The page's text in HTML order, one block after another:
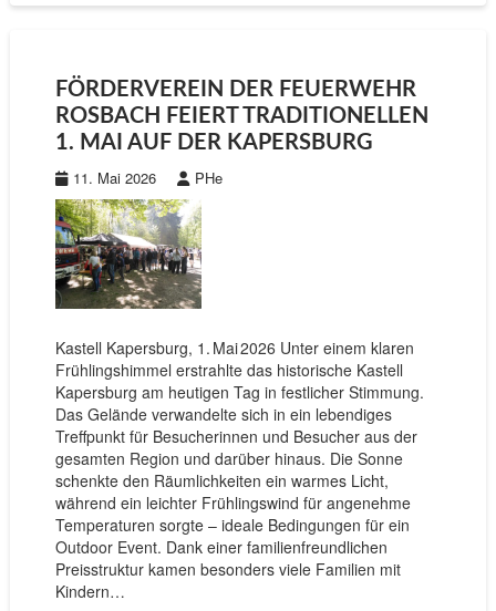
FÖRDERVEREIN DER FEUERWEHR
ROSBACH FEIERT TRADITIONELLEN
1. MAI AUF DER KAPERSBURG
11. Mai 2026 PHe
Kastell Kapersburg, 1. Mai 2026 Unter einem klaren
Frühlingshimmel erstrahlte das historische Kastell
Kapersburg am heutigen Tag in festlicher Stimmung.
Das Gelände verwandelte sich in ein lebendiges
Treffpunkt für Besucherinnen und Besucher aus der
gesamten Region und darüber hinaus. Die Sonne
schenkte den Räumlichkeiten ein warmes Licht,
während ein leichter Frühlingswind für angenehme
Temperaturen sorgte – ideale Bedingungen für ein
Outdoor Event. Dank einer familienfreundlichen
Preisstruktur kamen besonders viele Familien mit
Kindern…